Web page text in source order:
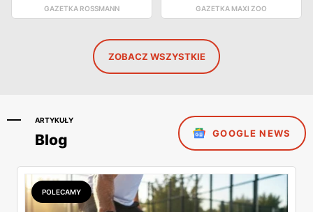
GAZETKA ROSSMANN GAZETKA MAXI ZOO
ZOBACZ WSZYSTKIE
ARTYKUŁY
Blog GOOGLE NEWS
POLECAMY